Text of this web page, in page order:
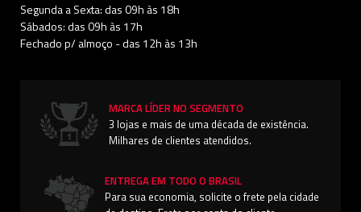
Segunda a Sexta: das 09h às 18h
Sábados: das 09h às 17h
Fechado p/ almoço - das 12h às 13h
MARCA LÍDER NO SEGMENTO
3 lojas e mais de uma década de existência.
Milhares de clientes atendidos.
ENTREGA EM TODO O BRASIL
Para sua economia, solicite o frete pela cidade